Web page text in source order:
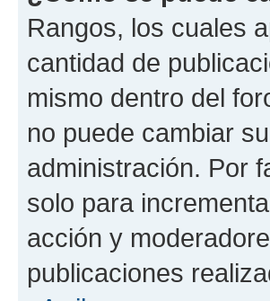
Rangos, los cuales
cantidad de
mismo dentro del
no puede cambiar
administración. Por
solo para
acción y
publicaciones